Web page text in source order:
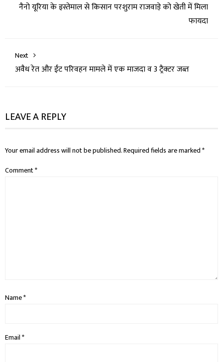
नैनो यूरिया के इस्तेमाल से किसान परशुराम राजवाड़े को खेती में मिला
फायदा
Next
अवैध रेत और ईंट परिवहन मामले में एक माजदा व 3 ट्रैक्टर जब्त
LEAVE A REPLY
Your email address will not be published.Required fields are marked*
Comment*
Name*
Email*